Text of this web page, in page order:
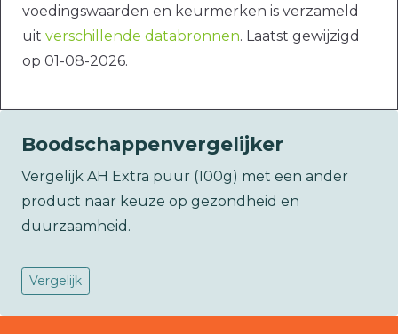
voedingswaarden en keurmerken is verzameld
uit verschillende databronnen. Laatst gewijzigd
op 01-08-2026.
Boodschappenvergelijker
Vergelijk AH Extra puur (100g) met een ander
product naar keuze op gezondheid en
duurzaamheid.
Vergelijk